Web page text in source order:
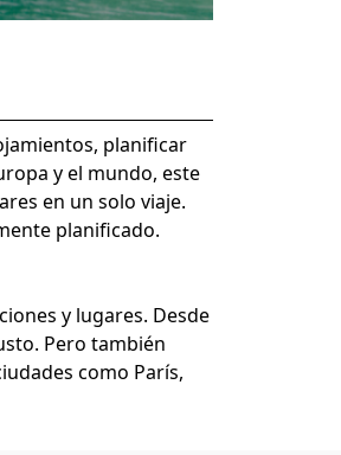
planificar
y el mundo, este
en un solo viaje.
planificado.
y lugares. Desde
Pero también
como París,